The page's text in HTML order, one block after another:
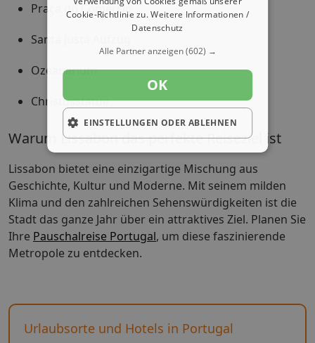
Praça do Comércio
Santa Justa Aufzug
Ozeanarium
Christusstatue
Warum Lissabon das perfekte Reiseziel ist
Lissabon bietet eine einzigartige Mischung aus
Geschichte, Kultur und Moderne. Mit seinem milden
Klima und den zahlreichen Sehenswürdigkeiten ist die
Stadt das ganze Jahr über ein attraktives Ziel. Planen Sie
Ihre Pauschalreise Portugal, um diese faszinierende
Metropole zu entdecken.
Urlaubsorte und Hotels in Portugal
Cookie-Richtlinie zu.Weitere Informationen /
Datenschutz
Alle Partner anzeigen(602) →
OK
EINSTELLUNGEN ODER ABLEHNEN